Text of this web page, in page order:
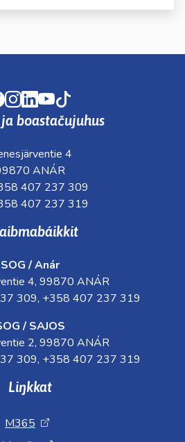
Facebook
Instagram
LinkedIn
Youtube
boastačujuhus
4
ANÁR
407 237 309
407 237 319
SOG / Anár
4, 99870 ANÁR
309, +358 407 237 319
/ SAJOS
2, 99870 ANÁR
309, +358 407 237 319
Liŋkkat
M365